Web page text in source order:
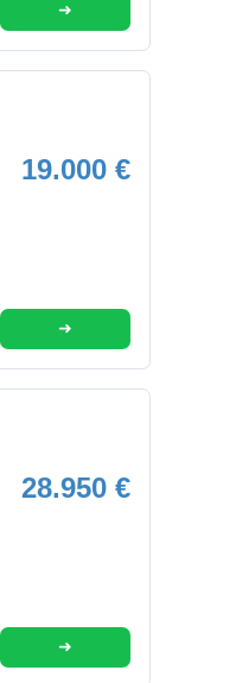
➜
19.000 €
➜
28.950 €
➜